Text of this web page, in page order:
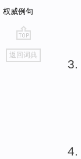
权威例句
go
top
返回词典